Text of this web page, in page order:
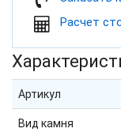
Расчет
Артикул
Вид камня